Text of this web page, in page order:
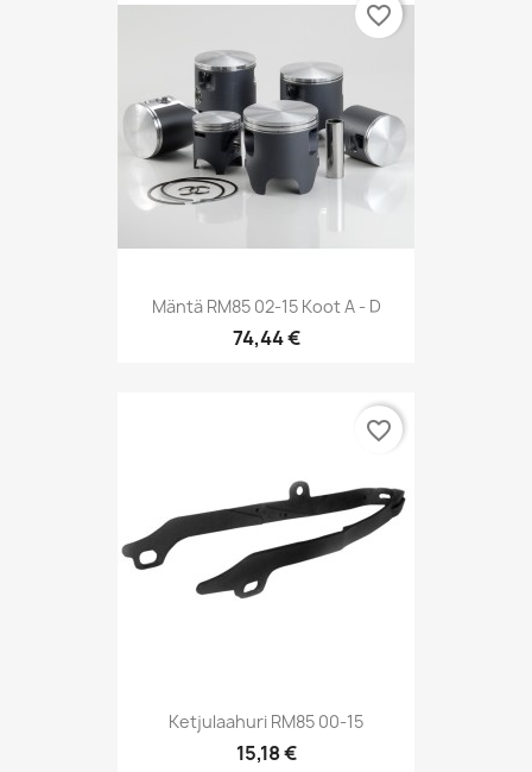
Mäntä RM85 02-15 Koot A - D
74,44 €
favorite_border
Ketjulaahuri RM85 00-15
15,18 €
favorite_border